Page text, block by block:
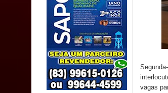
Assembleia Legislativa
Mari marca presença no
SUS
MULUNGU: Servidora
população
vagas